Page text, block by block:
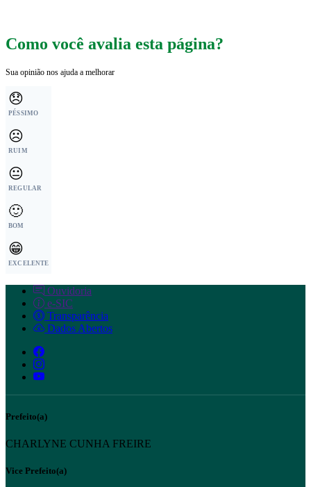
Como você avalia esta página?
Sua opinião nos ajuda a melhorar
😞
PÉSSIMO
☹️
RUIM
😐
REGULAR
🙂
BOM
😁
EXCELENTE
Ouvidoria
e-SIC
Transparência
Dados Abertos
Prefeito(a)
CHARLYNE CUNHA FREIRE
Vice Prefeito(a)